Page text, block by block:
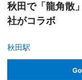
秋田で「龍角散
社がコラボ
秋田駅